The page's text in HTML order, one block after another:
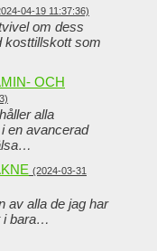
04-19 11:37:36)
om dess
kosttillskott som
OCH
alla
en avancerad
(2024-03-31
av alla de jag har
i bara…